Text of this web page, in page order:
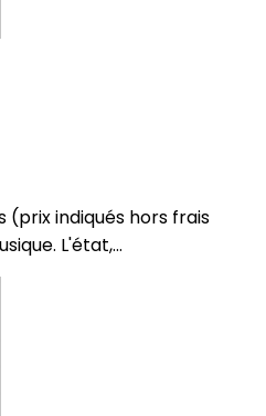
(prix indiqués hors frais
L'état,...